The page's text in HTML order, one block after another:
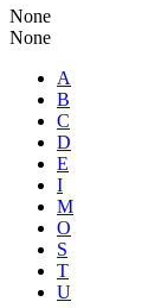
None
None
A
B
C
D
E
I
M
O
S
T
U